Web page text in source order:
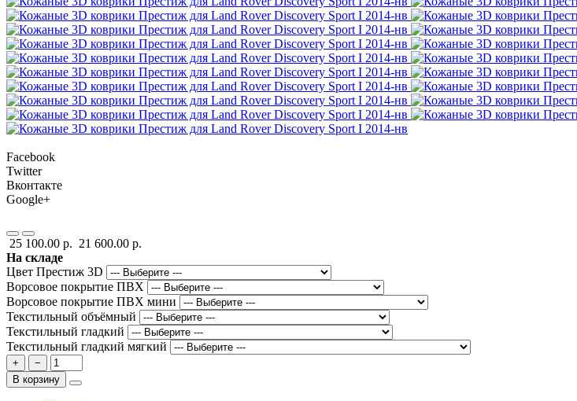
Facebook
Twitter
Вконтакте
Google+
25 100.00 р. 21 600.00 р.
На складе
Цвет Престиж 3D
Ворсовое покрытие ПВХ
Ворсовое покрытие ПВХ мини
Текстильный объёмный
Текстильный гладкий
Текстильный гладкий мягкий
+
−
В корзину